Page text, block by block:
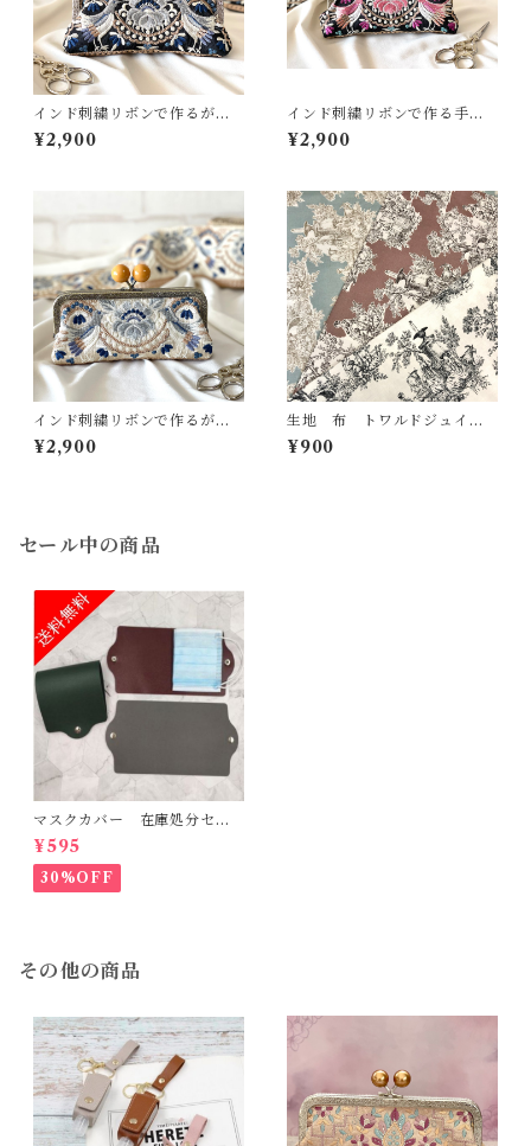
インド刺繍リボンで作るがま
ぐちポーチキット(ブルー系)
¥2,900
インド刺繍リボンで作る手作
りポーチキット(ピンク)
¥2,900
インド刺繍リボンで作るがま
ぐちポーチキット(アイボリー
系)
¥2,900
生地 布 トワルドジュイ
ランドスケープ
¥900
セール中の商品
マスクカバー 在庫処分セー
ル
¥595
30%OFF
その他の商品